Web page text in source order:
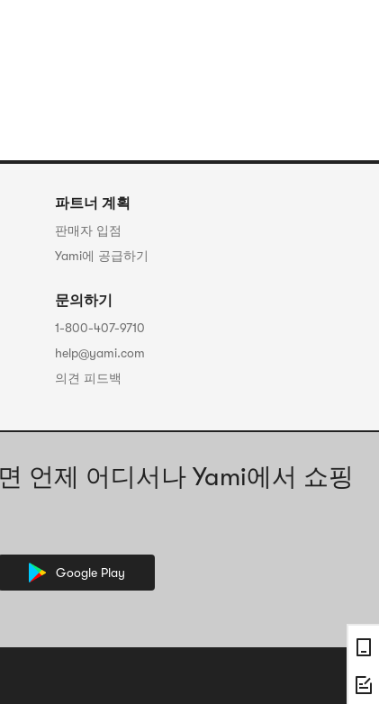
파트너 계획
판매자 입점
Yami에 공급하기
문의하기
1-800-407-9710
help@yami.com
의견 피드백
언제 어디서나 Yami에서 쇼핑
Google Play